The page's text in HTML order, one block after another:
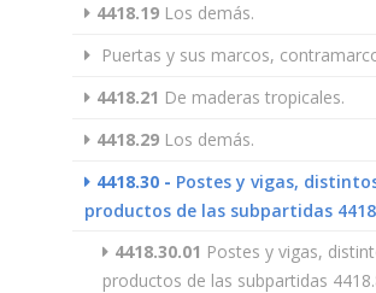
4418.19 Los demás.
Puertas y sus marcos,
4418.21 De maderas tropicales.
4418.29 Los demás.
4418.30 - Postes y vigas,
productos de las subpartidas
4418.30.01 Postes y vigas,
productos de las subpartidas